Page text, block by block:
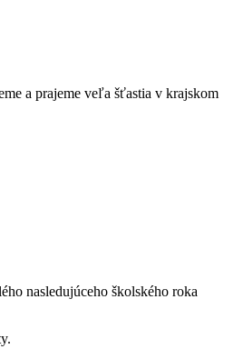
a prajeme veľa šťastia v krajskom
nasledujúceho školského roka